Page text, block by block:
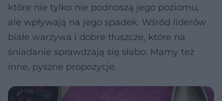
które nie tylko nie podnoszą jego poziomu,
ale wpływają na jego spadek. Wśród liderów
białe warzywa i dobre tłuszcze, które na
śniadanie sprawdzają się słabo. Mamy też
inne, pyszne propozycje.